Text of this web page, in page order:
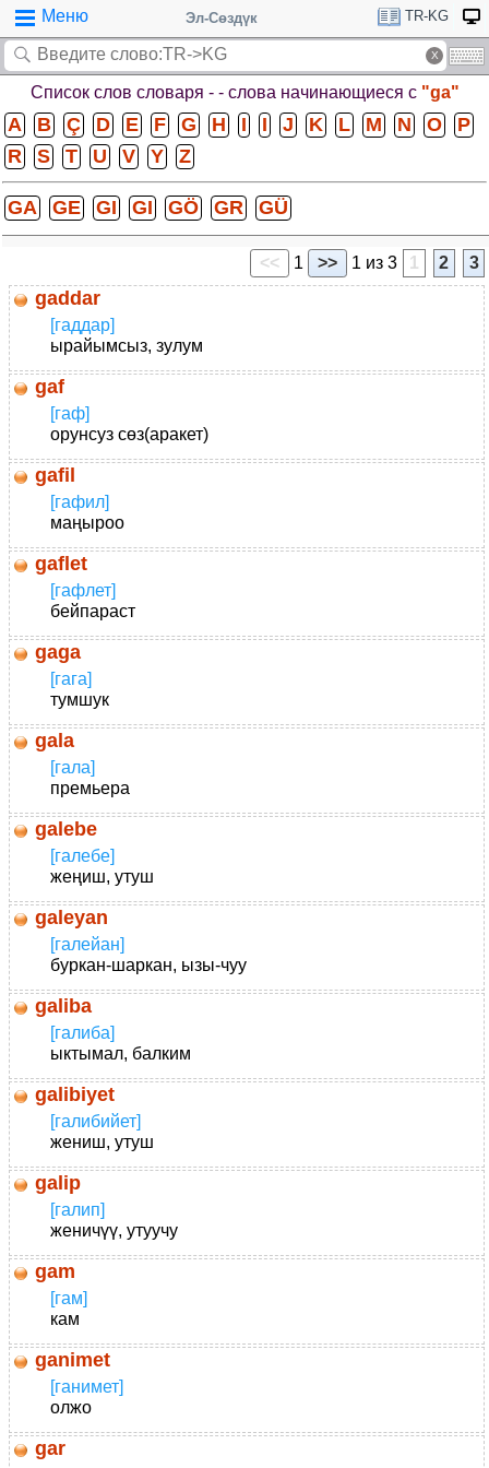
Меню Эл-Сөздүк TR-KG
Список слов словаря - - слова начинающиеся с "ga"
A B Ç D E F G H I I J K L M N O
P
R
S T U V Y Z
GA GE GI GI GÖ GR GÜ
<< 1 >> 1 из 3 1 2 3
gaddar
[гаддар]
ырайымсыз, зулум
gaf
[гаф]
орунсуз сөз(аракет)
gafil
[гафил]
маңыроо
gaflet
[гафлет]
бейпараст
gaga
[гага]
тумшук
gala
[гала]
премьера
galebe
[галебе]
жеңиш, утуш
galeyan
[галейан]
буркан-шаркан, ызы-чуу
galiba
[галиба]
ыктымал, балким
galibiyet
[галибийет]
жениш, yтyш
galip
[галип]
женичүү, утуучу
gam
[гам]
кам
ganimet
[ганимет]
олжо
gar